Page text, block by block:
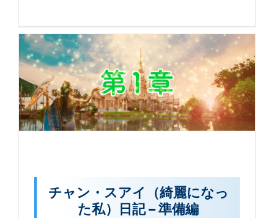
チャン・スアイ（綺麗になっ
た私）日記 – 準備編